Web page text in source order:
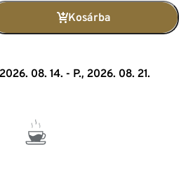
Kosárba
08. 14. - P., 2026. 08. 21.